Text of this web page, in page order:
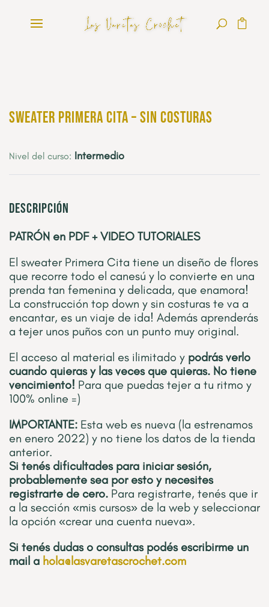
Sweater Primera Cita – SIN COSTURAS
Nivel del curso: Intermedio
Descripción
PATRÓN en PDF + VIDEO TUTORIALES
El sweater Primera Cita tiene un diseño de flores
que recorre todo el canesú y lo convierte en una
prenda tan femenina y delicada, que enamora!
La construcción top down y sin costuras te va a
encantar, es un viaje de ida! Además aprenderás
a tejer unos puños con un punto muy original.
El acceso al material es ilimitado y podrás verlo
cuando quieras y las veces que quieras. No tiene
vencimiento! Para que puedas tejer a tu ritmo y
100% online =)
IMPORTANTE: Esta web es nueva (la estrenamos
en enero 2022) y no tiene los datos de la tienda
anterior.
Si tenés dificultades para iniciar sesión,
probablemente sea por esto y necesites
registrarte de cero. Para registrarte, tenés que ir
a la sección «mis cursos» de la web y seleccionar
la opción «crear una cuenta nueva».
Si tenés dudas o consultas podés escribirme un
mail a hola@lasvaretascrochet.com